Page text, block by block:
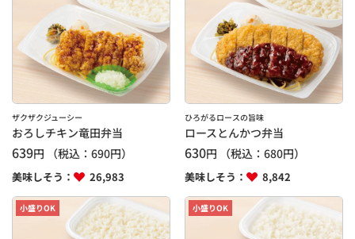
ザクザクジューシー
おろしチキン竜田弁当
639円 （税込： 690円）
美味しそう： 26,983
ひろがるロースの旨味
ロースとんかつ弁当
630円 （税込：680円）
美味しそう： 8,842
小盛りOK 小盛りOK